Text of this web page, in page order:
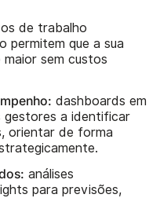
de trabalho
permitem que a sua
maior sem custos
dashboards em
gestores a identificar
orientar de forma
análises
para previsões,